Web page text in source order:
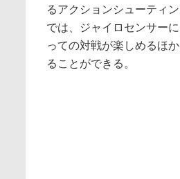
るアクションシューティ
では、ジャイロセンサー
っての対戦が楽しめるほ
ることができる。